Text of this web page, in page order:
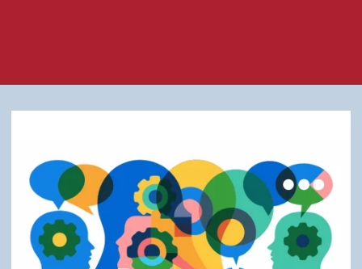
Fachgruppen
ICT-Versicherungen
Interview
IT & Recht
Jahresbericht 2018
Kooperationen
Kurzprofile